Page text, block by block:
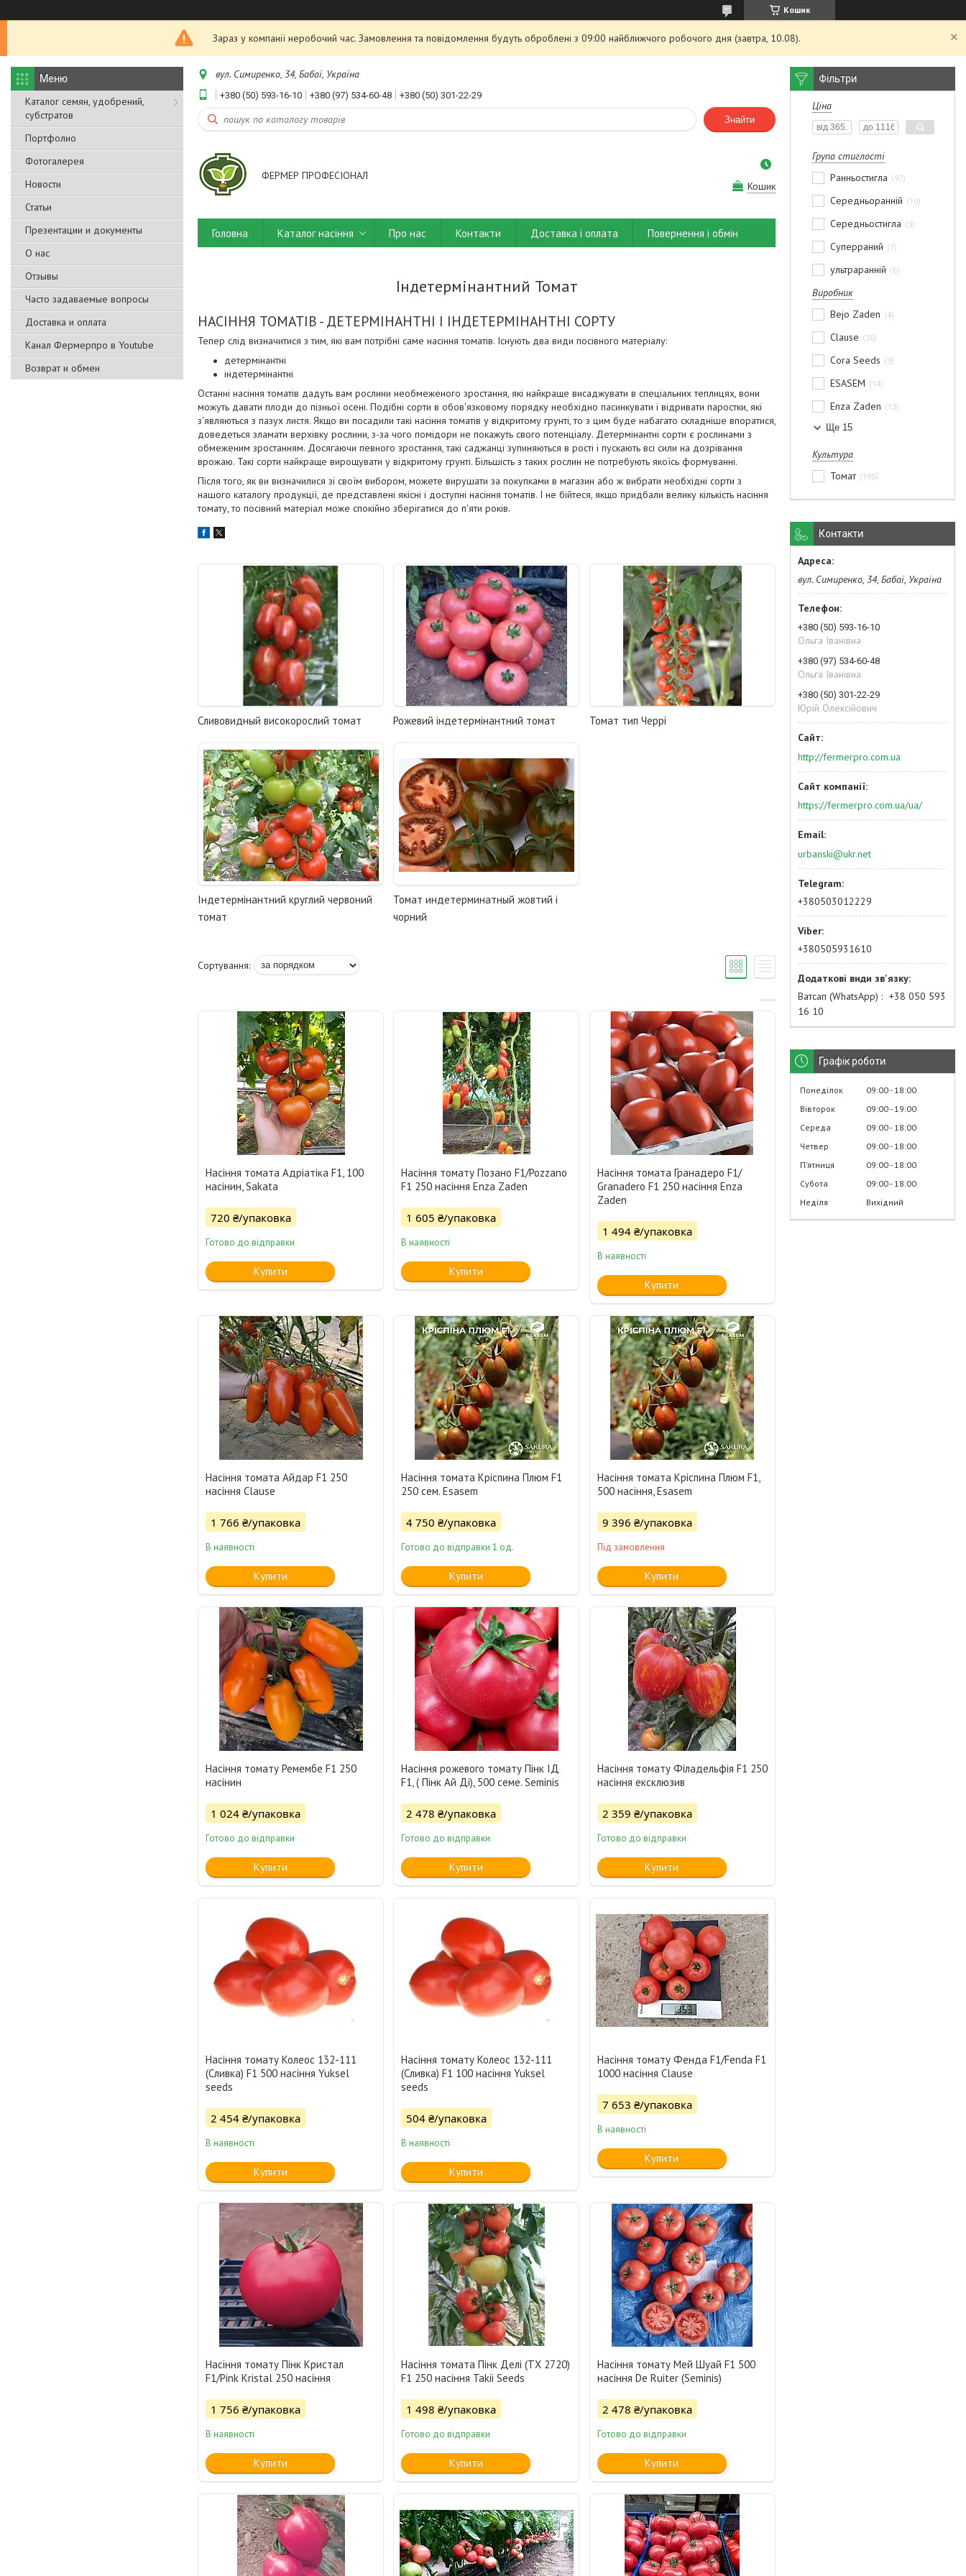
Кошик
Зараз у компанії неробочий час. Замовлення та повідомлення будуть оброблені з 09:00 найближчого робочого дня (завтра, 10.08).
Каталог семян, удобрений,
субстратов
Портфолио
Фотогалерея
Новости
Статьи
Презентации и документы
О нас
Отзывы
Часто задаваемые вопросы
Доставка и оплата
Канал Фермерпро в Youtube
Возврат и обмен
вул. Симиренко, 34, Бабаї, Україна
+380 (50) 593-16-10 +380 (97) 534-60-48 +380 (50) 301-22-29
Знайти
ФЕРМЕР ПРОФЕСІОНАЛ
Кошик
Головна Каталог насіння Про нас Контакти Доставка і оплата Повернення і обмін
Індетермінантний Томат
НАСІННЯ ТОМАТІВ - ДЕТЕРМІНАНТНІ І ІНДЕТЕРМІНАНТНІ СОРТУ
Тепер слід визначитися з тим, які вам потрібні саме насіння томатів. Існують два види посівного матеріалу:
детермінантні
індетермінантні
Останні насіння томатів дадуть вам рослини необмеженого зростання, які найкраще висаджувати в спеціальних теплицях, вони
можуть давати плоди до пізньої осені. Подібні сорти в обов'язковому порядку необхідно пасинкувати і відривати паростки, які
з'являються з пазух листя. Якщо ви посадили такі насіння томатів у відкритому грунті, то з цим буде набагато складніше впоратися,
доведеться зламати верхівку рослини, з-за чого помідори не покажуть свого потенціалу. Детермінантні сорти є рослинами з
обмеженим зростанням. Досягаючи певного зростання, такі саджанці зупиняються в рості і пускають всі сили на дозрівання
врожаю. Такі сорти найкраще вирощувати у відкритому грунті. Більшість з таких рослин не потребують якоїсь формуванні.
Після того, як ви визначилися зі своїм вибором, можете вирушати за покупками в магазин або ж вибрати необхідні сорти з
нашого каталогу продукції, де представлені якісні і доступні насіння томатів. І не бійтеся, якщо придбали велику кількість насіння
томату, то посівний матеріал може спокійно зберігатися до п'яти років.
Сливовидный високорослий томат Рожевий індетермінантний томат Томат тип Черрі
Індетермінантний круглий червоний
томат
Томат индетерминатный жовтий і
чорний
Насіння томата Адріатіка F1, 100
насінин, Sakata
720 ₴/упаковка
Готово до відправки
Купити
Насіння томату Позано F1/Pozzano
F1 250 насіння Enza Zaden
1 605 ₴/упаковка
В наявності
Купити
Насіння томата Гранадеро F1/
Granadero F1 250 насіння Enza
Zaden
1 494 ₴/упаковка
В наявності
Купити
Насіння томата Айдар F1 250
насіння Clause
1 766 ₴/упаковка
В наявності
Купити
Насіння томата Кріспина Плюм F1
250 сем. Esasem
4 750 ₴/упаковка
Готово до відправки 1 од.
Купити
Насіння томата Кріспина Плюм F1,
500 насіння, Esasem
9 396 ₴/упаковка
Під замовлення
Купити
Насіння томату Ремембе F1 250
насінин
1 024 ₴/упаковка
Готово до відправки
Купити
Насіння рожевого томату Пінк ІД
F1, ( Пінк Ай Ді), 500 семе. Seminis
2 478 ₴/упаковка
Готово до відправки
Купити
Насіння томату Філадельфія F1 250
насіння eксклюзив
2 359 ₴/упаковка
Готово до відправки
Купити
Насіння томату Колеос 132-111
(Сливка) F1 500 насіння Yuksel
seeds
2 454 ₴/упаковка
В наявності
Купити
Насіння томату Колеос 132-111
(Сливка) F1 100 насіння Yuksel
seeds
504 ₴/упаковка
В наявності
Купити
Насіння томату Фенда F1/Fenda F1
1000 насіння Clause
7 653 ₴/упаковка
В наявності
Купити
Насіння томату Пінк Кристал
F1/Pink Kristal 250 насіння
1 756 ₴/упаковка
В наявності
Купити
Насіння томата Пінк Делі (ТХ 2720)
F1 250 насіння Takii Seeds
1 498 ₴/упаковка
Готово до відправки
Купити
Насіння томату Мей Шуай F1 500
насіння De Ruiter (Seminis)
2 478 ₴/упаковка
Готово до відправки
Купити
Фільтри
Ціна
Група стиглості
Ранньостигла
97
Середньоранній 10
Середньостигла 3
Суперраний 7
ультраранній 6
Виробник
Bejo Zaden
4
Clause 26
Cora Seeds 3
ESASEM 14
Enza Zaden 13
Ще 15
Культура
Томат
195
Контакти
вул. Симиренко, 34, Бабаї, Україна
+380 (50) 593-16-10
Ольга Іванівна
+380 (97) 534-60-48
Ольга Іванівна
+380 (50) 301-22-29
Юрій Олексійович
http://fermerpro.com.ua
https://fermerpro.com.ua/ua/
urbanski@ukr.net
+380503012229
+380505931610
Ватсап (WhatsApp)
+38 050 593
16 10
Графік роботи
Понеділок 09:00 18:00
Вівторок
09:00 19:00
Середа
09:00 18:00
Четвер
09:00 18:00
Пʼятниця
09:00 18:00
Субота
09:00 18:00
Неділя
Вихідний